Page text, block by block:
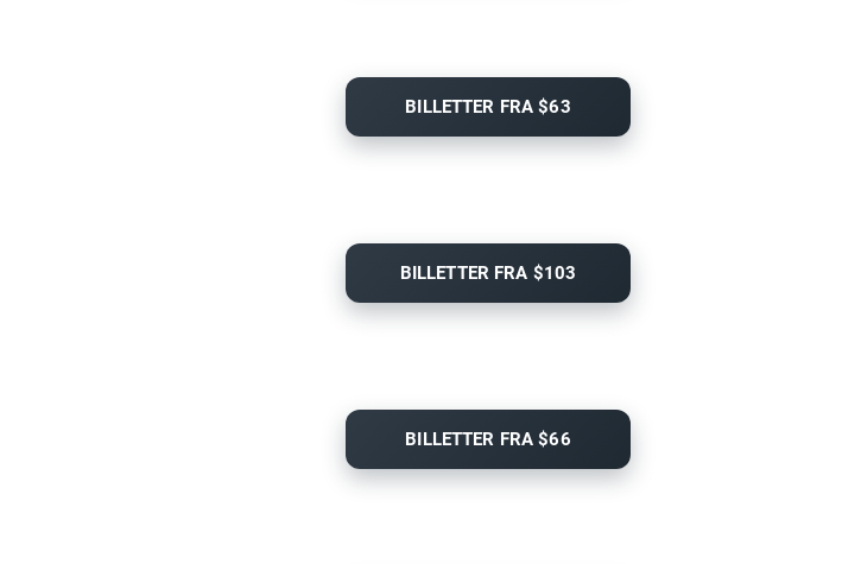
BILLETTER FRA $63
BILLETTER FRA $103
BILLETTER FRA $66